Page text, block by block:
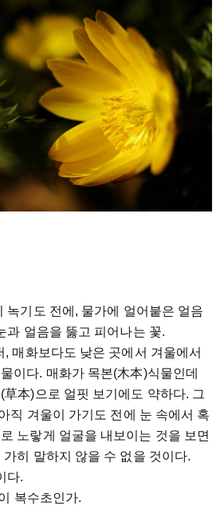
녹기도 전에, 물가에 얼어붙은 얼음
과 얼음을 뚫고 피어나는 꽃.
, 매화보다도 낮은 곳에서 겨울에서
이다. 매화가 목본(木本)식물인데
本)으로 얼핏 보기에도 약하다. 그
직 겨울이 가기도 전에 눈 속에서 혹
노랗게 얼굴을 내보이는 것을 보면
히 말하지 않을 수 없을 것이다.
다.
복수초인가.